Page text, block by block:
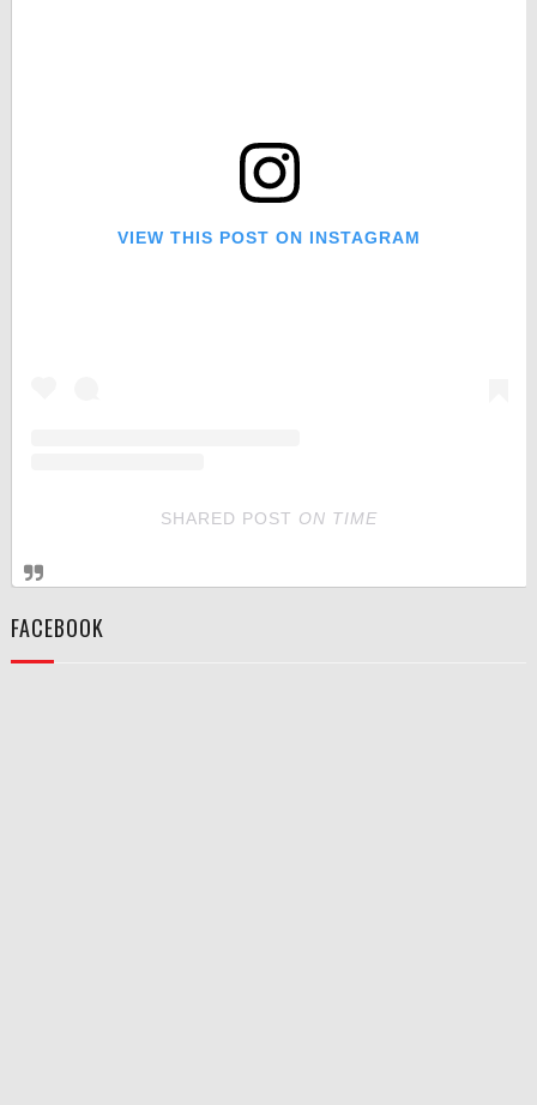
VIEW THIS POST ON INSTAGRAM
SHARED POST ON TIME
FACEBOOK